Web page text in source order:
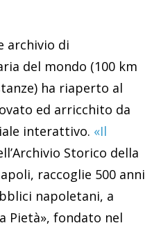
archivio di
del mondo (100 km
ha riaperto al
ed arricchito da
interattivo. «Il
Storico della
raccoglie 500 anni
napoletani, a
Pietà», fondato nel